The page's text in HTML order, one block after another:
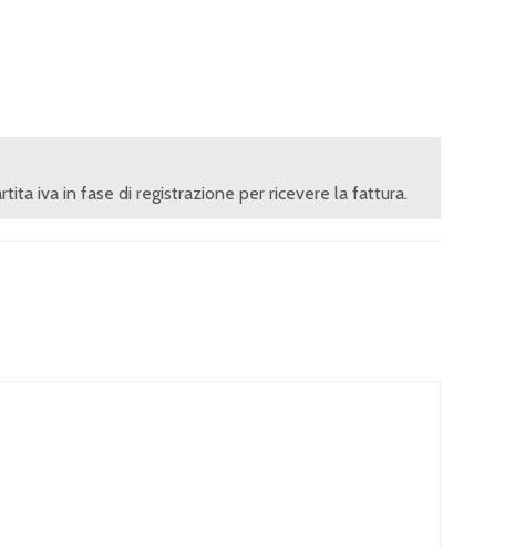
iva in fase di registrazione per ricevere la fattura.